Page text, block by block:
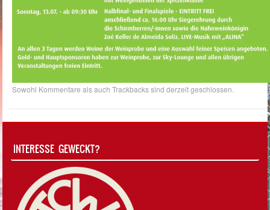
Sowohl Kommentare als auch Trackbacks sind derzeit geschlossen.
INTERESSE GEWECKT?